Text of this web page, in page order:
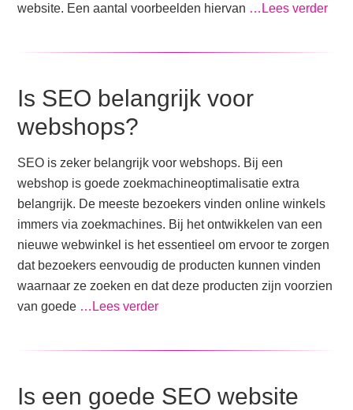
website. Een aantal voorbeelden hiervan …Lees verder
Is SEO belangrijk voor
webshops?
SEO is zeker belangrijk voor webshops. Bij een
webshop is goede zoekmachineoptimalisatie extra
belangrijk. De meeste bezoekers vinden online winkels
immers via zoekmachines. Bij het ontwikkelen van een
nieuwe webwinkel is het essentieel om ervoor te zorgen
dat bezoekers eenvoudig de producten kunnen vinden
waarnaar ze zoeken en dat deze producten zijn voorzien
van goede …Lees verder
Is een goede SEO website